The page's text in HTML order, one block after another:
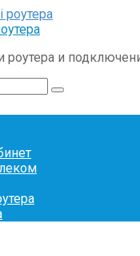
роутера и